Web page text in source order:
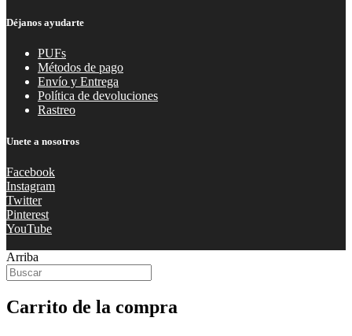
Déjanos ayudarte
PUFs
Métodos de pago
Envío y Entrega
Política de devoluciones
Rastreo
Unete a nosotros
Facebook
Instagram
Twitter
Pinterest
YouTube
Arriba
Carrito de la compra